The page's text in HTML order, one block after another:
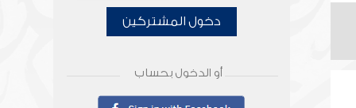
دخول المشتركين
أو الدخول بحساب